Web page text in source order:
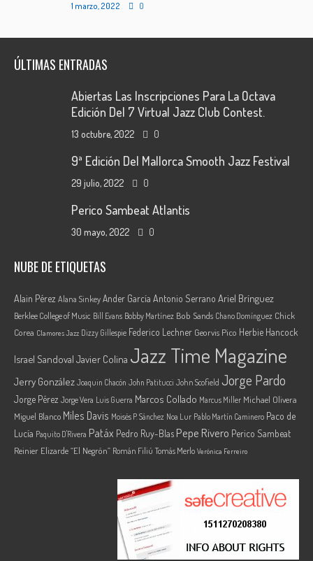
1 marzo, 2022 0
ÚLTIMAS ENTRADAS
Abiertas Las Inscripciones Para La Octava
Edición Del 7 Virtual Jazz Club Contest.
13 octubre, 2022 0
9ª Edición Del Mallorca Smooth Jazz Festival
29 julio, 2022 0
Perico Sambeat Atlantis
30 mayo, 2022 0
NUBE DE ETIQUETAS
Alain Pérez Alana SinkeyAnder García Antonio Serrano Ariel Brínguez
Berklee College of Music Bill Evans Bobby Martínez Bob Sands Chano Domínguez Chick
Corea Clamores Jazz Dizzy Gillespie Federico Lechner Georvis Pico Herbie Hancock
Israel Sandoval Javier Colina Jazz Time Magazine
Jerry González Joaquin Chacón John Patitucci John Scofield Jorge Pardo
Jorge Pérez Jorge Vera Luis Guerra Marcos Collado Marcus Miller Michael Olivera
Miguel Blanco Miles Davis Moisés P. Sánchez Noa Lur Pablo Martín Caminero Paco de
Lucía Paquito D'Rivera Patáx Pedro Ruy-Blas Pepe Rivero Perico Sambeat
Reinier Elizarde “El Negrón” Román Filiú Tomás Merlo Verónica Ferreiro